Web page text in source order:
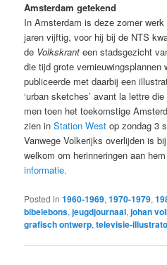
Amsterdam getekend
In Amsterdam is deze zomer
jaren vijftig, voor hij bij de NTS
de Volkskrant een stadsgezicht
die tijd grote vernieuwingsplannen
publiceerde met daarbij een
‘urban sketches’ avant la lettre
men toen het toekomstige
zien inStation West op zondag 3
Vanwege Volkerijks overlijden is
welkom om herinneringen aan
informatie.
Posted in 1960-1969,1970-1979,
bibelebons,jeugdjournaal,johan
grafisch ontwerp,televisie-